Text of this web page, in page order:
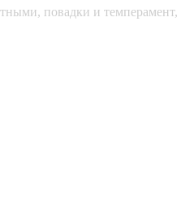
повадки и темперамент,